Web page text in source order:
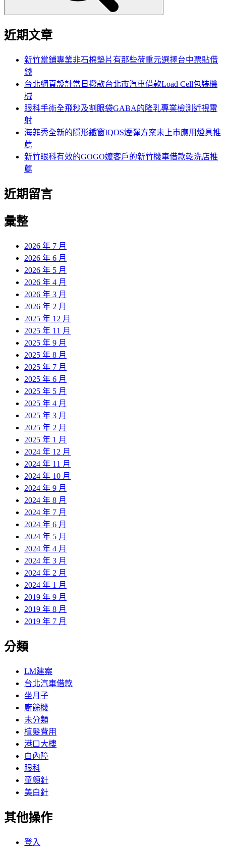
近期文章
新竹當鋪專業非石棉墊片有那些荷重元選擇台中票貼借
錢
台北網頁設計當日撥款台北市汽車借款Load Cell包裝機
械
眼科手術全飛秒及割眼袋GABA的隆乳專業檢測近視雷
射
海菲秀全新的隱形鐵窗IQOS煙彈方案未上市應用燈具推
薦
新竹眼科有效的GOGO嬤客戶的新竹機車借款乾洗店推
薦
近期留言
彙整
2026 年 7 月
2026 年 6 月
2026 年 5 月
2026 年 4 月
2026 年 3 月
2026 年 2 月
2025 年 12 月
2025 年 11 月
2025 年 9 月
2025 年 8 月
2025 年 7 月
2025 年 6 月
2025 年 5 月
2025 年 4 月
2025 年 3 月
2025 年 2 月
2025 年 1 月
2024 年 12 月
2024 年 11 月
2024 年 10 月
2024 年 9 月
2024 年 8 月
2024 年 7 月
2024 年 6 月
2024 年 5 月
2024 年 4 月
2024 年 3 月
2024 年 2 月
2024 年 1 月
2019 年 9 月
2019 年 8 月
2019 年 7 月
分類
LM建案
台北汽車借款
坐月子
廚餘機
未分類
植髮費用
港口大樓
白內障
眼科
童顏針
美白針
其他操作
登入